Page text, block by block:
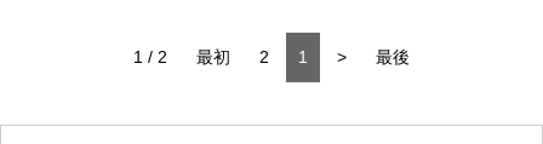
1 / 2 最初 2 1 > 最後